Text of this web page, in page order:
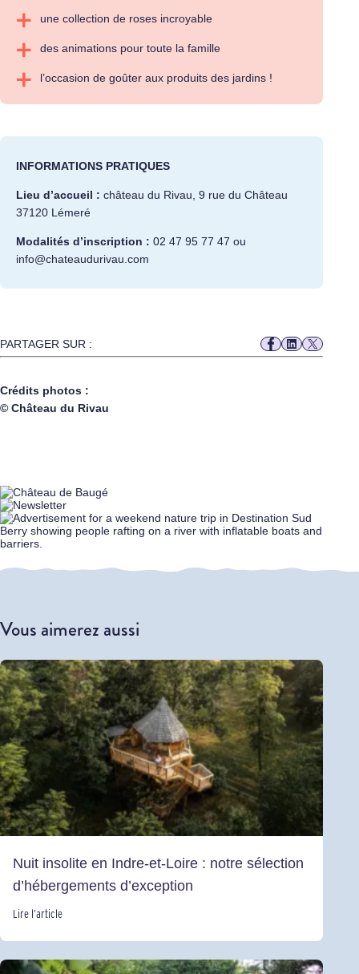
une collection de roses incroyable
des animations pour toute la famille
l’occasion de goûter aux produits des jardins !
INFORMATIONS PRATIQUES
Lieu d’accueil : château du Rivau, 9 rue du Château
37120 Lémeré
Modalités d’inscription : 02 47 95 77 47 ou
info@chateaudurivau.com
PARTAGER SUR :
Crédits photos :
© Château du Rivau
Vous aimerez aussi
Nuit insolite en Indre-et-Loire : notre sélection
d’hébergements d’exception
Lire l’article